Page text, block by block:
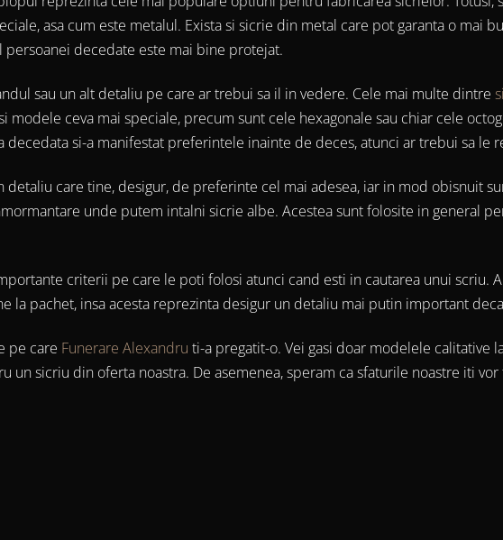
asa cum este metalul. Exista si sicrie din metal care pot garanta o mai
decedate este mai bine protejat.
sau un alt detaliu pe care ar trebui sa il in vedere. Cele mai multe dintre
modele ceva mai speciale, precum sunt cele hexagonale sau chiar cele
si-a manifestat preferintele inainte de deces, atunci ar trebui sa le
detaliu care tine, desigur, de preferinte cel mai adesea, iar in mod obisnuit
unde putem intalni sicrie albe. Acestea sunt folosite in general
criterii pe care le poti folosi atunci cand esti in cautarea unui scriu.
la pachet, insa acesta reprezinta desigur un detaliu mai putin important
pe care Funerare Alexandru ti-a pregatit-o. Vei gasi doar modelele calitative
un sicriu din oferta noastra. De asemenea, speram ca sfaturile noastre iti